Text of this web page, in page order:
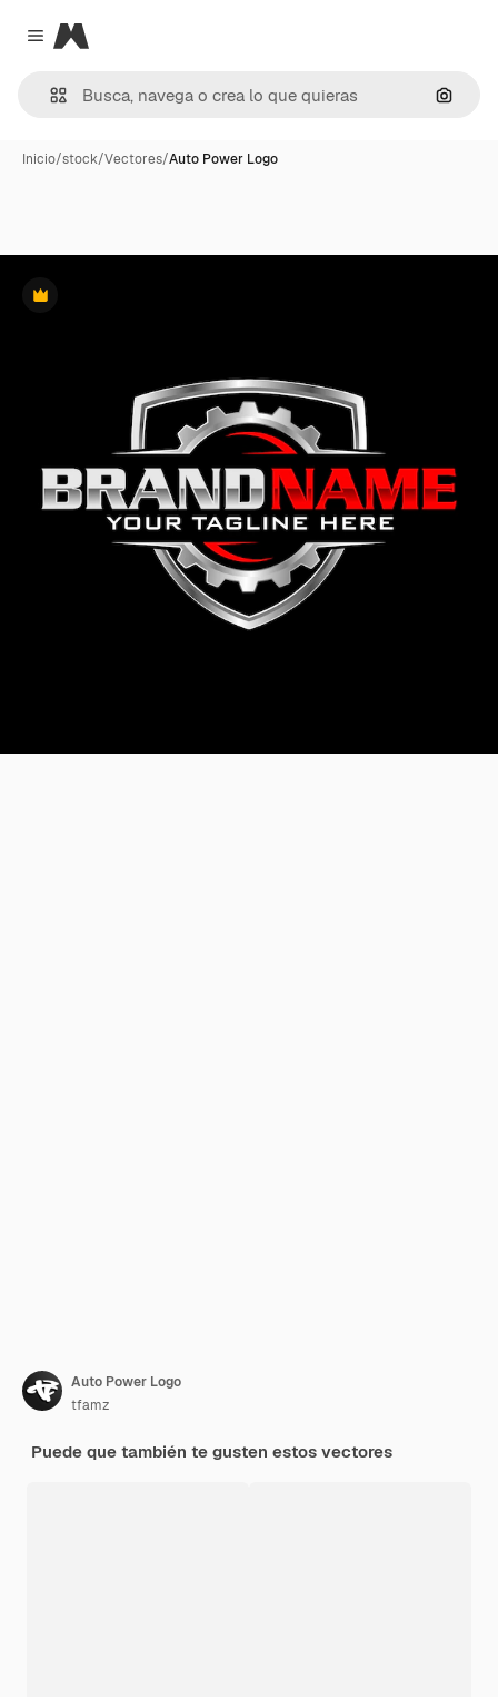
Close menu
Magnific
Inicio/stock/Vectores/Auto Power Logo
Premium
Auto Power Logo
tfamz
Puede que también te gusten estos vectores